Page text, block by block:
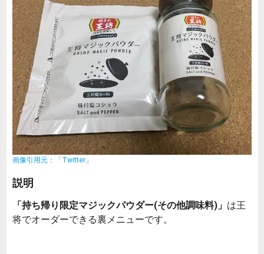
画像引用元：「Twitter」
説明
「持ち帰り限定マジックパウダー(その他調味料)」 は王
将でオーダーできる裏メニューです。